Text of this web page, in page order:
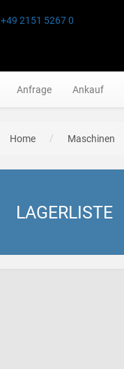
+49 2151 5267 0
Anfrage Ankauf
Home Maschinen
LAGERLISTE